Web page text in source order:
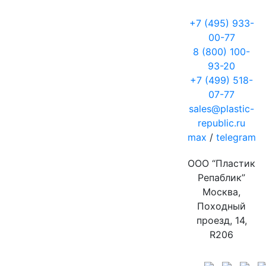
+7 (495) 933-
00-77
8 (800) 100-
93-20
+7 (499) 518-
07-77
sales@plastic-
republic.ru
max / telegram
ООО “Пластик
Репаблик”
Москва,
Походный
проезд, 14,
R206